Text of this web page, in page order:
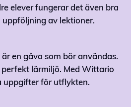
elever fungerar det även bra
uppföljning av lektioner.
en gåva som bör användas.
lärmiljö. Med Wittario
uppgifter för utflykten.